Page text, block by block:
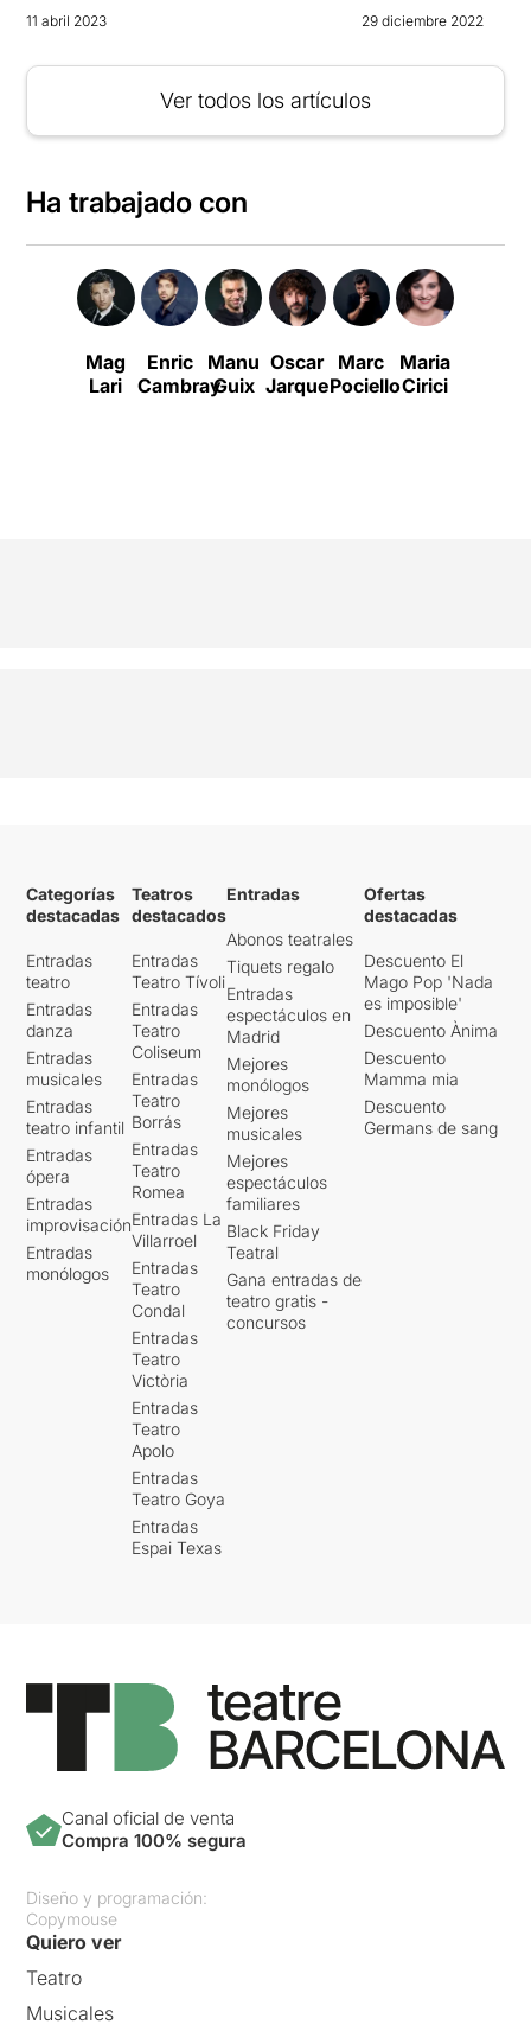
11 abril 2023 29 diciembre 2022
Ver todos los artículos
Ha trabajado con
Mag
Lari
Enric
Cambray
Manu
Guix
Oscar
Jarque
Marc
Pociello
Maria
Cirici
Categorías
destacadas
Entradas
teatro
Entradas
danza
Entradas
musicales
Entradas
teatro infantil
Entradas
ópera
Entradas
improvisación
Entradas
monólogos
Teatros
destacados
Entradas
Teatro Tívoli
Entradas
Teatro
Coliseum
Entradas
Teatro
Borrás
Entradas
Teatro
Romea
Entradas La
Villarroel
Entradas
Teatro
Condal
Entradas
Teatro
Victòria
Entradas
Teatro
Apolo
Entradas
Teatro Goya
Entradas
Espai Texas
Entradas
Abonos teatrales
Tiquets regalo
Entradas
espectáculos en
Madrid
Mejores
monólogos
Mejores
musicales
Mejores
espectáculos
familiares
Black Friday
Teatral
Gana entradas de
teatro gratis -
concursos
Ofertas
destacadas
Descuento El
Mago Pop 'Nada
es imposible'
Descuento Ànima
Descuento
Mamma mia
Descuento
Germans de sang
Canal oficial de venta
Compra 100% segura
Diseño y programación:
Copymouse
Quiero ver
Teatro
Musicales